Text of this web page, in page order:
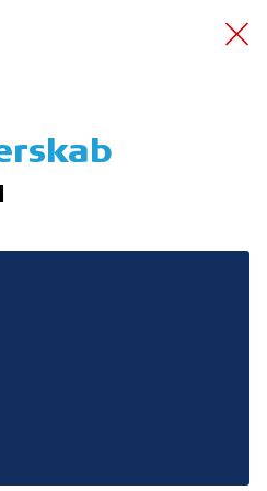
og TryghedsGruppens